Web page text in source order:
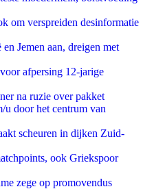
om verspreiden desinformatie
Jemen aan, dreigen met
afpersing 12-jarige
na ruzie over pakket
u door het centrum van
scheuren in dijken Zuid-
ook Griekspoor
zege op promovendus